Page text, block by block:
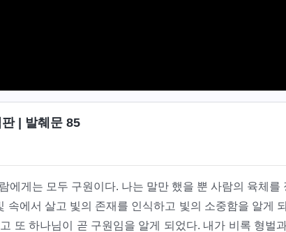
| 발췌문 85
에게는 모두 구원이다. 나는 말만 했을 뿐 사람의 육체를
속에서 살고 빛의 존재를 인식하고 빛의 소중함을 알게
또 하나님이 곧 구원임을 알게 되었다. 내가 비록 형벌